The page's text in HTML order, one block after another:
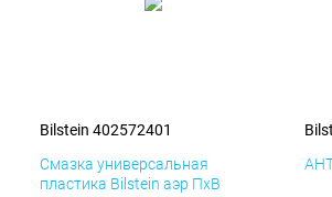
Bilstein 402572401
Смазка универсальная
пластика Bilstein аэр ПхВ